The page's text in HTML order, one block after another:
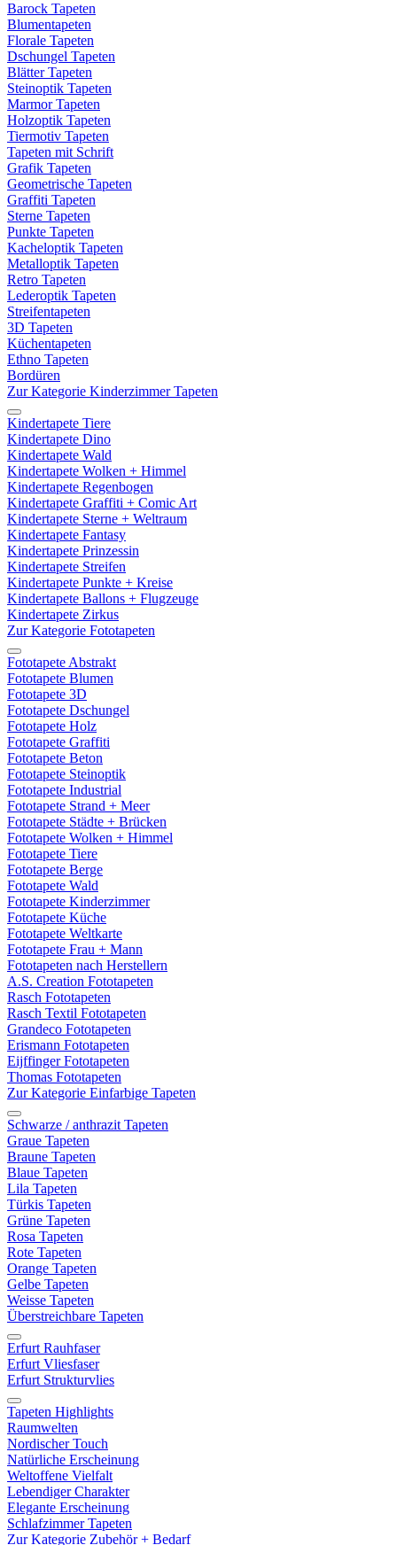
Barock Tapeten
Blumentapeten
Florale Tapeten
Dschungel Tapeten
Blätter Tapeten
Steinoptik Tapeten
Marmor Tapeten
Holzoptik Tapeten
Tiermotiv Tapeten
Tapeten mit Schrift
Grafik Tapeten
Geometrische Tapeten
Graffiti Tapeten
Sterne Tapeten
Punkte Tapeten
Kacheloptik Tapeten
Metalloptik Tapeten
Retro Tapeten
Lederoptik Tapeten
Streifentapeten
3D Tapeten
Küchentapeten
Ethno Tapeten
Bordüren
Zur Kategorie Kinderzimmer Tapeten
Kindertapete Tiere
Kindertapete Dino
Kindertapete Wald
Kindertapete Wolken + Himmel
Kindertapete Regenbogen
Kindertapete Graffiti + Comic Art
Kindertapete Sterne + Weltraum
Kindertapete Fantasy
Kindertapete Prinzessin
Kindertapete Streifen
Kindertapete Punkte + Kreise
Kindertapete Ballons + Flugzeuge
Kindertapete Zirkus
Zur Kategorie Fototapeten
Fototapete Abstrakt
Fototapete Blumen
Fototapete 3D
Fototapete Dschungel
Fototapete Holz
Fototapete Graffiti
Fototapete Beton
Fototapete Steinoptik
Fototapete Industrial
Fototapete Strand + Meer
Fototapete Städte + Brücken
Fototapete Wolken + Himmel
Fototapete Tiere
Fototapete Berge
Fototapete Wald
Fototapete Kinderzimmer
Fototapete Küche
Fototapete Weltkarte
Fototapete Frau + Mann
Fototapeten nach Herstellern
A.S. Creation Fototapeten
Rasch Fototapeten
Rasch Textil Fototapeten
Grandeco Fototapeten
Erismann Fototapeten
Eijffinger Fototapeten
Thomas Fototapeten
Zur Kategorie Einfarbige Tapeten
Schwarze / anthrazit Tapeten
Graue Tapeten
Braune Tapeten
Blaue Tapeten
Lila Tapeten
Türkis Tapeten
Grüne Tapeten
Rosa Tapeten
Rote Tapeten
Orange Tapeten
Gelbe Tapeten
Weisse Tapeten
Überstreichbare Tapeten
Erfurt Rauhfaser
Erfurt Vliesfaser
Erfurt Strukturvlies
Tapeten Highlights
Raumwelten
Nordischer Touch
Natürliche Erscheinung
Weltoffene Vielfalt
Lebendiger Charakter
Elegante Erscheinung
Schlafzimmer Tapeten
Zur Kategorie Zubehör + Bedarf